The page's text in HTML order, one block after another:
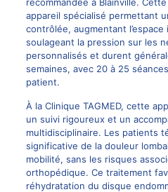
appareil spécialisé permettant
contrôlée, augmentant
soulageant la pression sur les
personnalisés et durent
semaines, avec 20 à 25
patient.
À la Clinique TAGMED, cette
un suivi rigoureux et un
multidisciplinaire. Les patients
significative de la douleur
mobilité, sans les risques
orthopédique. Ce traitement
réhydratation du disque